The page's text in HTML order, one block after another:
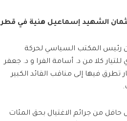
الشهيد إسماعيل هنية في قطر
رئيس المكتب السياسي لحركة
كلا من د. أسامة الفرا و د. جعفر
تطرق فيها إلى مناقب القائد الكبير
حافل من جرائم الاغتيال بحق المئات